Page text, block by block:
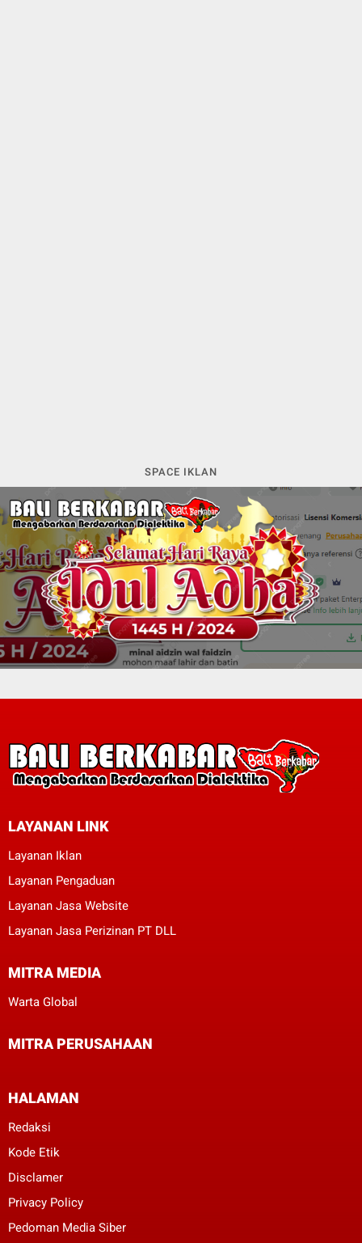
SPACE IKLAN
LAYANAN LINK
Layanan Iklan
Layanan Pengaduan
Layanan Jasa Website
Layanan Jasa Perizinan PT DLL
MITRA MEDIA
Warta Global
MITRA PERUSAHAAN
HALAMAN
Redaksi
Kode Etik
Disclamer
Privacy Policy
Pedoman Media Siber